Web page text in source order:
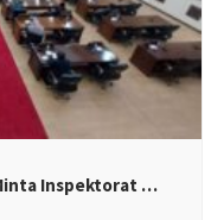
Inspektorat …